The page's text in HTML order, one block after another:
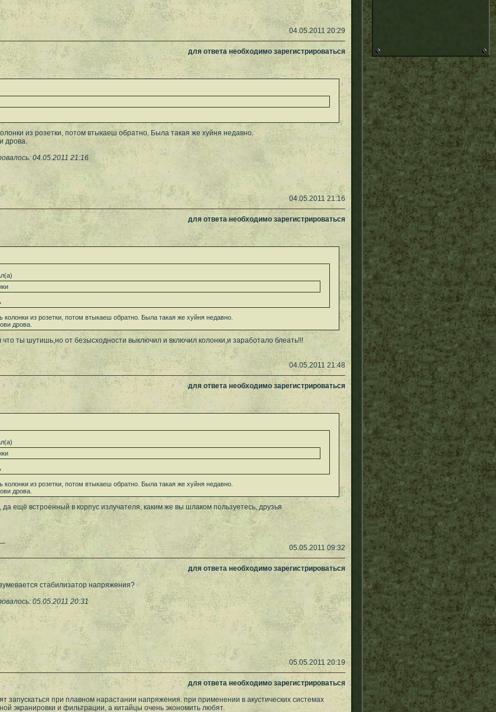
04.05.2011 20:29
для ответа необходимо зарегистрироваться
из розетки, потом втыкаеш обратно. Была такая же хуйня недавно.
дрова.
04.05.2011 21:16
04.05.2011 21:16
для ответа необходимо зарегистрироваться
из розетки, потом втыкаеш обратно. Была такая же хуйня недавно.
дрова.
ты шутишь,но от безысходности выключил и включил колонки,и заработало блеать!!!
04.05.2011 21:48
для ответа необходимо зарегистрироваться
из розетки, потом втыкаеш обратно. Была такая же хуйня недавно.
дрова.
да ещё встроенный в корпус излучателя, каким же вы шлаком пользуетесь, друзья
05.05.2011 09:32
для ответа необходимо зарегистрироваться
стабилизатор напряжения?
05.05.2011 20:31
05.05.2011 20:19
для ответа необходимо зарегистрироваться
запускаться при плавном нарастании напряжения. при применении в акустических системах
экранировки и фильтрации, а китайцы очень экономить любят.